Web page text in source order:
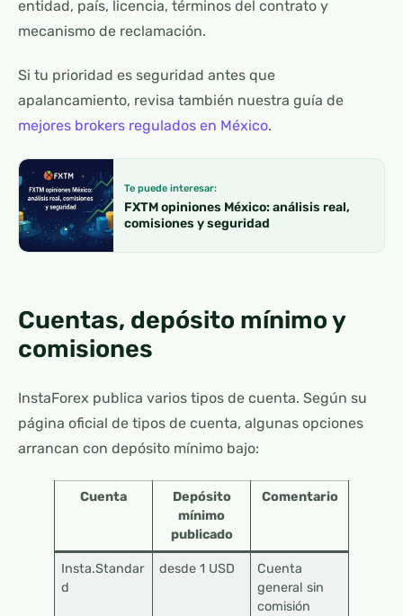
entidad, país, licencia, términos del contrato y
mecanismo de reclamación.
Si tu prioridad es seguridad antes que
apalancamiento, revisa también nuestra guía de
mejores brokers regulados en México.
Te puede interesar:
FXTM opiniones México: análisis real,
comisiones y seguridad
Cuentas, depósito mínimo y
comisiones
InstaForex publica varios tipos de cuenta. Según su
página oficial de tipos de cuenta, algunas opciones
arrancan con depósito mínimo bajo:
Cuenta
Depósito
mínimo
publicado
Comentario
Insta.Standar
d
desde 1 USD
Cuenta
general sin
comisión